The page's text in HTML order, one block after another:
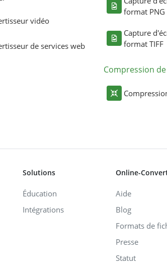
vidéo
de services web
format PNG
Capture
format TIFF
Compression
Solutions
Éducation
Intégrations
Online-
Aide
Blog
Formats de
Presse
Statut